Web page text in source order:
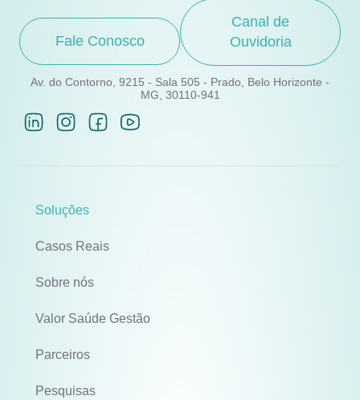
Fale Conosco
Canal de
Ouvidoria
Av. do Contorno, 9215 - Sala 505 - Prado, Belo Horizonte -
MG, 30110-941
Soluções
Casos Reais
Sobre nós
Valor Saúde Gestão
Parceiros
Pesquisas